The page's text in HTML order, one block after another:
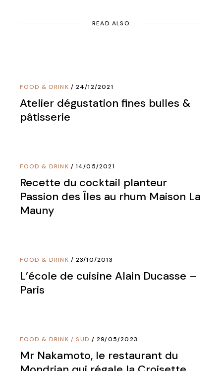
READ ALSO
FOOD & DRINK 24/12/2021
Atelier dégustation fines bulles &
pâtisserie
FOOD & DRINK 14/05/2021
Recette du cocktail planteur
Passion des Îles au rhum Maison La
Mauny
FOOD & DRINK 23/10/2013
L’école de cuisine Alain Ducasse –
Paris
FOOD & DRINK / SUD 29/05/2023
Mr Nakamoto, le restaurant du